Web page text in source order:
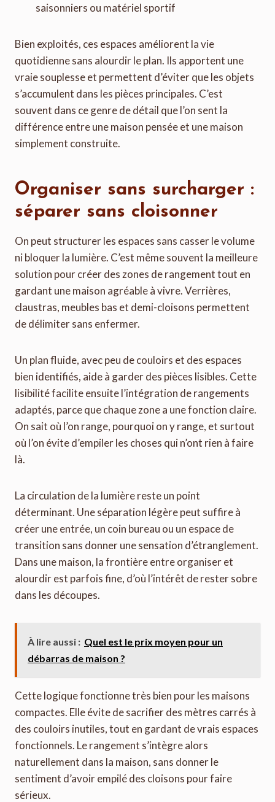
saisonniers ou matériel sportif
Bien exploités, ces espaces améliorent la vie
quotidienne sans alourdir le plan. Ils apportent une
vraie souplesse et permettent d’éviter que les objets
s’accumulent dans les pièces principales. C’est
souvent dans ce genre de détail que l’on sent la
différence entre une maison pensée et une maison
simplement construite.
Organiser sans surcharger :
séparer sans cloisonner
On peut structurer les espaces sans casser le volume
ni bloquer la lumière. C’est même souvent la meilleure
solution pour créer des zones de rangement tout en
gardant une maison agréable à vivre. Verrières,
claustras, meubles bas et demi-cloisons permettent
de délimiter sans enfermer.
Un plan fluide, avec peu de couloirs et des espaces
bien identifiés, aide à garder des pièces lisibles. Cette
lisibilité facilite ensuite l’intégration de rangements
adaptés, parce que chaque zone a une fonction claire.
On sait où l’on range, pourquoi on y range, et surtout
où l’on évite d’empiler les choses qui n’ont rien à faire
là.
La circulation de la lumière reste un point
déterminant. Une séparation légère peut suffire à
créer une entrée, un coin bureau ou un espace de
transition sans donner une sensation d’étranglement.
Dans une maison, la frontière entre organiser et
alourdir est parfois fine, d’où l’intérêt de rester sobre
dans les découpes.
À lire aussi : Quel est le prix moyen pour un
débarras de maison ?
Cette logique fonctionne très bien pour les maisons
compactes. Elle évite de sacrifier des mètres carrés à
des couloirs inutiles, tout en gardant de vrais espaces
fonctionnels. Le rangement s’intègre alors
naturellement dans la maison, sans donner le
sentiment d’avoir empilé des cloisons pour faire
sérieux.